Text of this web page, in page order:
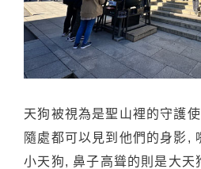
天狗被視為是聖山裡的守護
隨處都可以見到他們的身影,
小天狗, 鼻子高聳的則是大天